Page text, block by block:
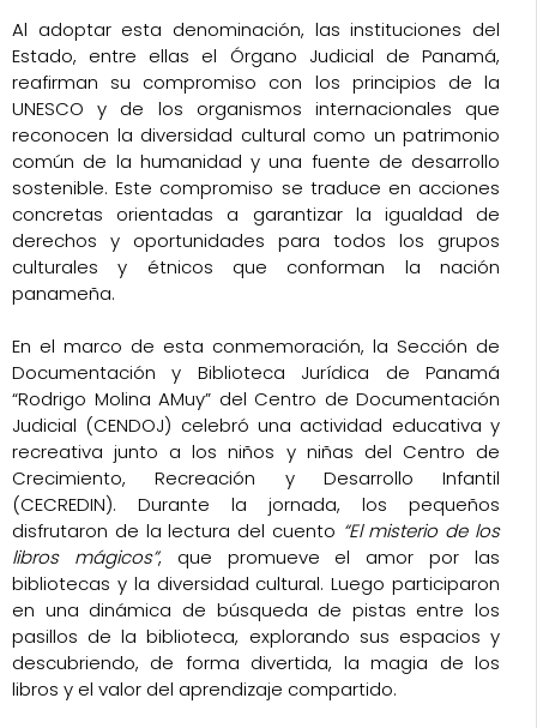
Al adoptar esta denominación, las instituciones del
Estado, entre ellas el Órgano Judicial de Panamá,
reafirman su compromiso con los principios de la
UNESCO y de los organismos internacionales que
reconocen la diversidad cultural como un patrimonio
común de la humanidad y una fuente de desarrollo
sostenible. Este compromiso se traduce en acciones
concretas orientadas a garantizar la igualdad de
derechos y oportunidades para todos los grupos
culturales y étnicos que conforman la nación
panameña.
En el marco de esta conmemoración, la Sección de
Documentación y Biblioteca Jurídica de Panamá
“Rodrigo Molina AMuy” del Centro de Documentación
Judicial (CENDOJ) celebró una actividad educativa y
recreativa junto a los niños y niñas del Centro de
Crecimiento, Recreación y Desarrollo Infantil
(CECREDIN). Durante la jornada, los pequeños
disfrutaron de la lectura del cuento “El misterio de los
libros mágicos”, que promueve el amor por las
bibliotecas y la diversidad cultural. Luego participaron
en una dinámica de búsqueda de pistas entre los
pasillos de la biblioteca, explorando sus espacios y
descubriendo, de forma divertida, la magia de los
libros y el valor del aprendizaje compartido.